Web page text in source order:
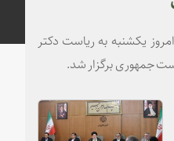
یکشنبه به ریاست دکتر
جمهوری برگزار شد.